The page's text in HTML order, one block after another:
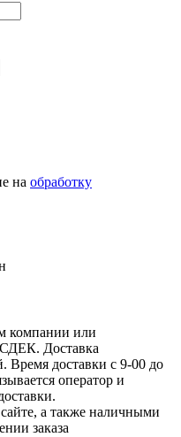
на обработку
компании или
СДЕК. Доставка
Время доставки с 9-00 до
оператор и
а также наличными
заказа